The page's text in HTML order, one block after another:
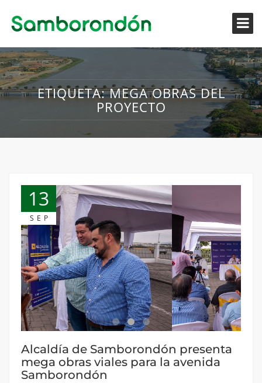
ETIQUETA:MEGA OBRAS DEL
PROYECTO
13
SEP
Alcaldía de Samborondón presenta
mega obras viales para la avenida
Samborondón